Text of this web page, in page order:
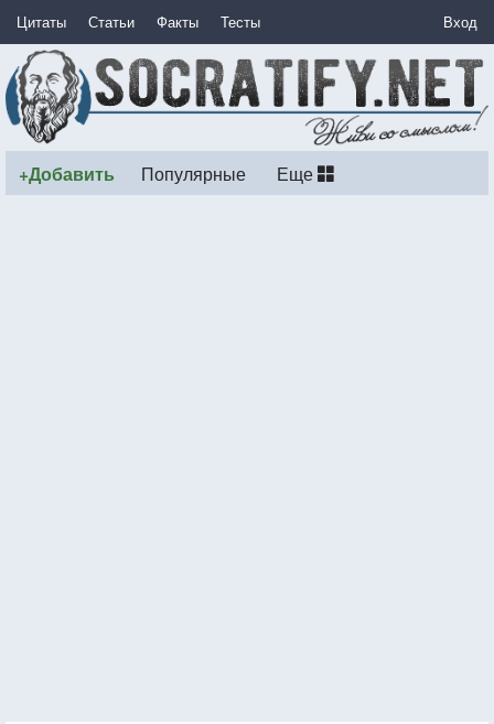
Цитаты Статьи Факты Тесты Вход
+Добавить Популярные Еще